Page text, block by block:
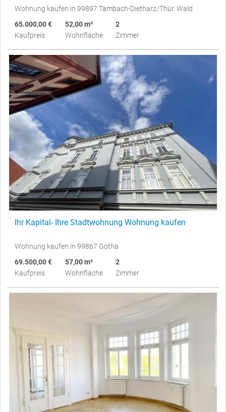
Wohnung kaufen in 99897 Tambach-Dietharz/Thür. Wald
65.000,00 €
Kaufpreis
52,00 m²
Wohnfläche
2
Zimmer
Ihr Kapital- Ihre Stadtwohnung Wohnung kaufen
Wohnung kaufen in 99867 Gotha
69.500,00 €
Kaufpreis
57,00 m²
Wohnfläche
2
Zimmer